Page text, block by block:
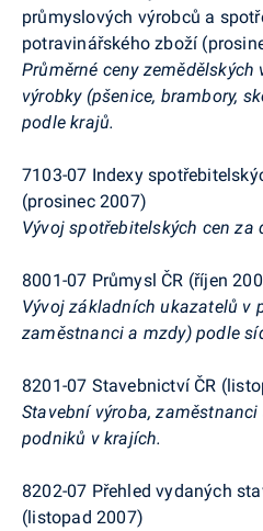
průmyslových výrobců a
potravinářského zboží
Průměrné ceny zemědělských
výrobky (pšenice, brambory,
podle krajů.
7103-07 Indexy
(prosinec 2007)
Vývoj spotřebitelských cen za
8001-07 Průmysl ČR (říjen
Vývoj základních ukazatelů v
zaměstnanci a mzdy) podle
8201-07 Stavebnictví ČR
Stavební výroba,
podniků v krajích.
8202-07 Přehled vydaných
(listopad 2007)